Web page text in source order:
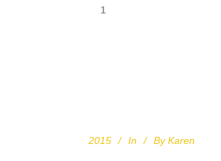
1
2015 In By Karen